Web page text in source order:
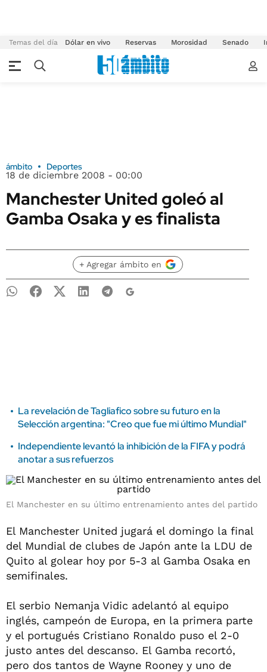
Temas del día Dólar en vivo Reservas Morosidad Senado
ámbito Deportes
18 de diciembre 2008 - 00:00
Manchester United goleó al
Gamba Osaka y es finalista
+ Agregar ámbito en
La revelación de Tagliafico sobre su futuro en la
Selección argentina: "Creo que fue mi último Mundial"
Independiente levantó la inhibición de la FIFA y podrá
anotar a sus refuerzos
El Manchester en su último entrenamiento antes del partido
El Manchester United jugará el domingo la final
del Mundial de clubes de Japón ante la LDU de
Quito al golear hoy por 5-3 al Gamba Osaka en
semifinales.
El serbio Nemanja Vidic adelantó al equipo
inglés, campeón de Europa, en la primera parte
y el portugués Cristiano Ronaldo puso el 2-0
justo antes del descanso. El Gamba recortó,
pero dos tantos de Wayne Rooney y uno de